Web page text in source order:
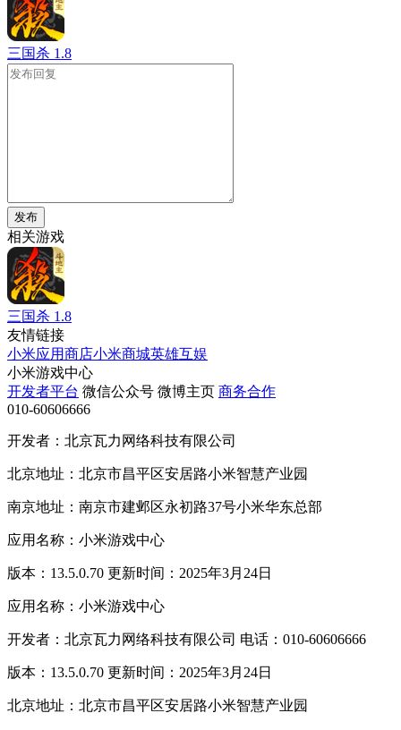
三国杀 1.8
发布
相关游戏
三国杀 1.8
友情链接
小米应用商店小米商城英雄互娱
小米游戏中心
开发者平台 微信公众号 微博主页 商务合作
010-60606666
开发者：北京瓦力网络科技有限公司
北京地址：北京市昌平区安居路小米智慧产业园
南京地址：南京市建邺区永初路37号小米华东总部
应用名称：小米游戏中心
版本：13.5.0.70 更新时间：2025年3月24日
应用名称：小米游戏中心
开发者：北京瓦力网络科技有限公司 电话：010-60606666
版本：13.5.0.70 更新时间：2025年3月24日
北京地址：北京市昌平区安居路小米智慧产业园